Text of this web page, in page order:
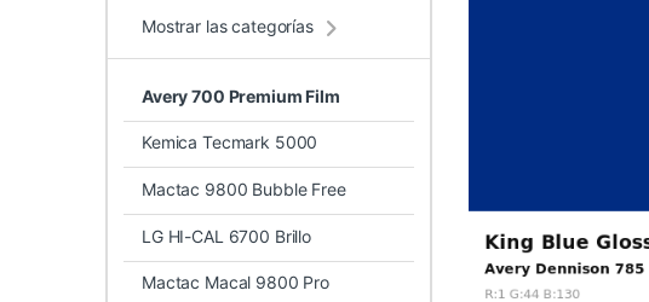
Mostrar las categorías
Avery 700 Premium Film
Kemica Tecmark 5000
Mactac 9800 Bubble Free
LG HI-CAL 6700 Brillo
Mactac Macal 9800 Pro